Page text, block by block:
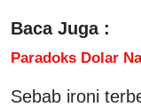
Baca Juga :
Paradoks Dolar
Sebab ironi